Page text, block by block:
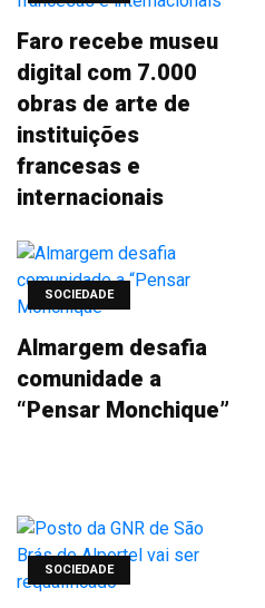
Faro recebe museu
digital com 7.000
obras de arte de
instituições
francesas e
internacionais
SOCIEDADE
Almargem desafia
comunidade a
“Pensar Monchique”
SOCIEDADE